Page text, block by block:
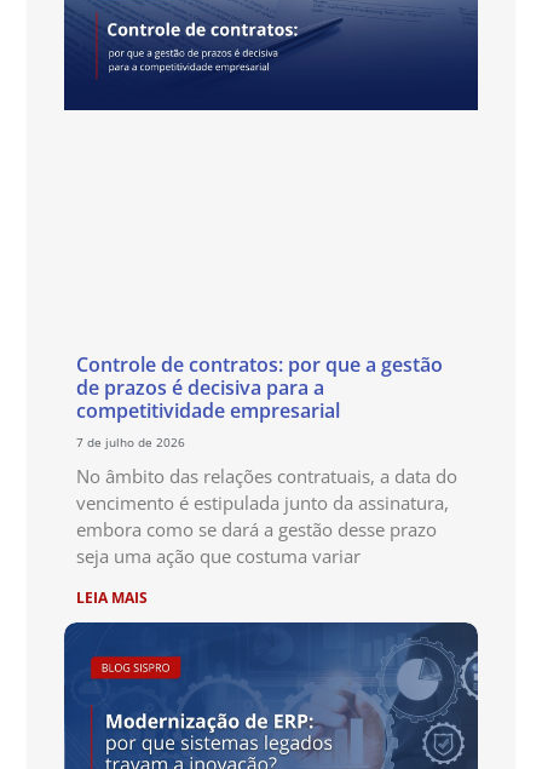
Controle de contratos: por que a gestão
de prazos é decisiva para a
competitividade empresarial
7 de julho de 2026
No âmbito das relações contratuais, a data do
vencimento é estipulada junto da assinatura,
embora como se dará a gestão desse prazo
seja uma ação que costuma variar
LEIA MAIS